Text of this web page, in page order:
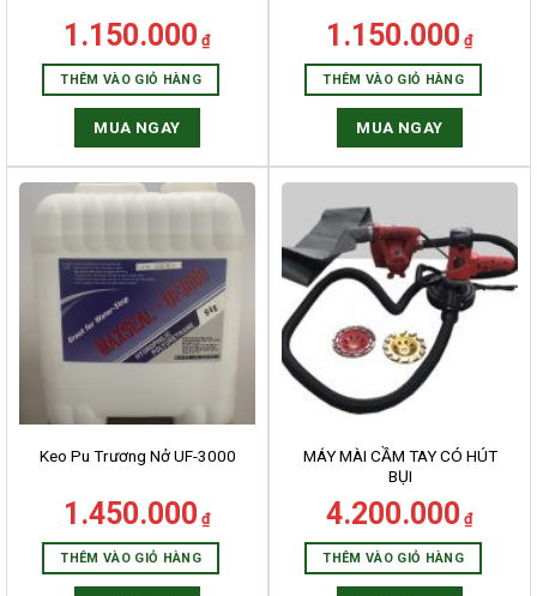
1.150.000 ₫
THÊM VÀO GIỎ HÀNG
MUA NGAY
1.150.000 ₫
THÊM VÀO GIỎ HÀNG
MUA NGAY
Keo Pu Trương Nở UF-3000
1.450.000 ₫
THÊM VÀO GIỎ HÀNG
MÁY MÀI CẦM TAY CÓ HÚT
BỤI
4.200.000 ₫
THÊM VÀO GIỎ HÀNG
sẽ trở thành nguồn cảm hứng
lao cho GiuseArt trong quá trình
họa những ý tưởng thiết kế
trở thành hiện thực.